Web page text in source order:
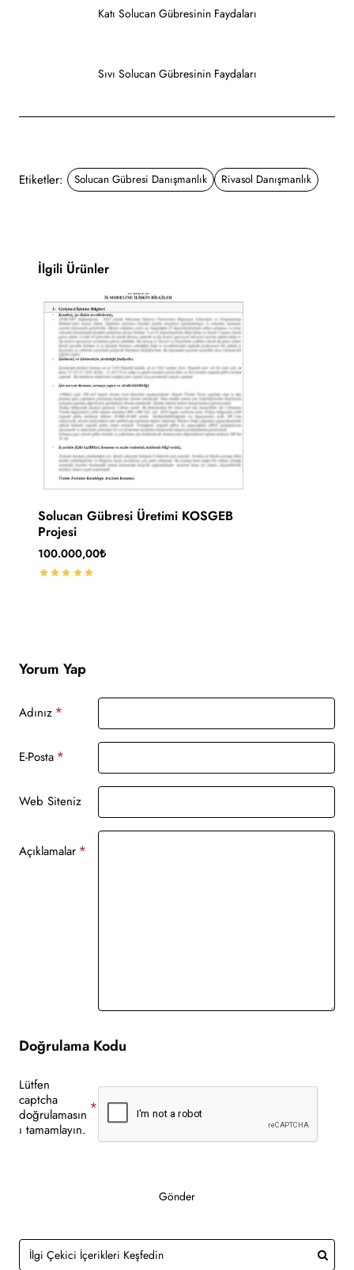
Katı Solucan Gübresinin Faydaları
Sıvı Solucan Gübresinin Faydaları
Etiketler: Solucan Gübresi Danışmanlık Rivasol Danışmanlık
İlgili Ürünler
Solucan Gübresi Üretimi KOSGEB
Projesi
100.000,00₺
Yorum Yap
Adınız
E-Posta
Web Siteniz
Açıklamalar
Doğrulama Kodu
Lütfen
captcha
doğrulamasın
ı tamamlayın.
Gönder